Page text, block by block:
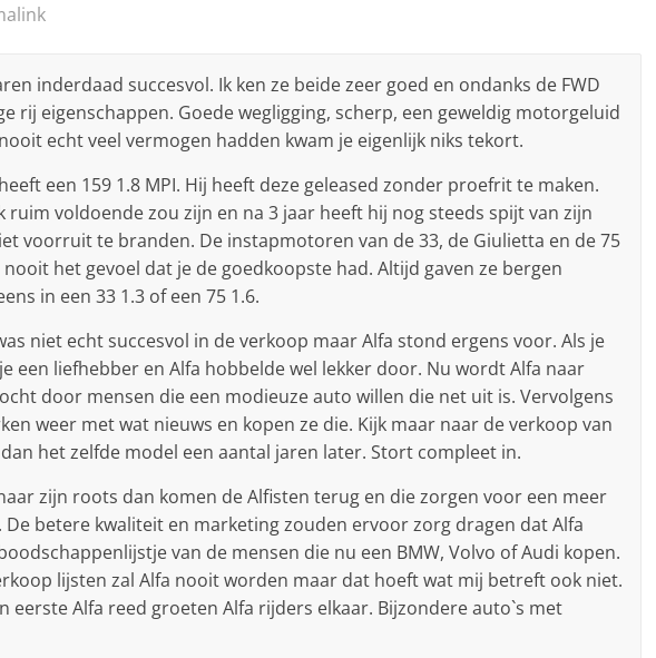
inderdaad succesvol. Ik ken ze beide zeer goed en ondanks de FWD
rij eigenschappen. Goede wegligging, scherp, een geweldig motorgeluid
echt veel vermogen hadden kwam je eigenlijk niks tekort.
een 159 1.8 MPI. Hij heeft deze geleased zonder proefrit te maken.
ruim voldoende zou zijn en na 3 jaar heeft hij nog steeds spijt van zijn
voorruit te branden. De instapmotoren van de 33, de Giulietta en de 75
het gevoel dat je de goedkoopste had. Altijd gaven ze bergen
in een 33 1.3 of een 75 1.6.
niet echt succesvol in de verkoop maar Alfa stond ergens voor. Als je
een liefhebber en Alfa hobbelde wel lekker door. Nu wordt Alfa naar
door mensen die een modieuze auto willen die net uit is. Vervolgens
weer met wat nieuws en kopen ze die. Kijk maar naar de verkoop van
het zelfde model een aantal jaren later. Stort compleet in.
zijn roots dan komen de Alfisten terug en die zorgen voor een meer
betere kwaliteit en marketing zouden ervoor zorg dragen dat Alfa
van de mensen die nu een BMW, Volvo of Audi kopen.
lijsten zal Alfa nooit worden maar dat hoeft wat mij betreft ook niet.
eerste Alfa reed groeten Alfa rijders elkaar. Bijzondere auto`s met